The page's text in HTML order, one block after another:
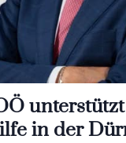
in der